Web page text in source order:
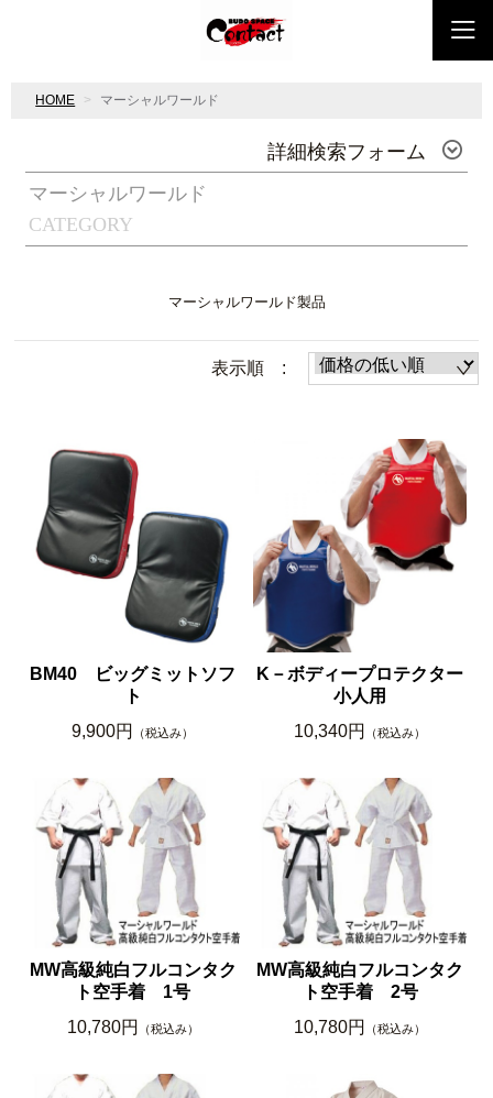
HOME マーシャルワールド
詳細検索フォーム
CATEGORY
マーシャルワールド
マーシャルワールド製品
表示順 :
BM40 ビッグミットソフ
ト
9,900円
（税込み）
K－ボディープロテクター
小人用
10,340円
（税込み）
MW高級純白フルコンタク
ト空手着 1号
10,780円
（税込み）
MW高級純白フルコンタク
ト空手着 2号
10,780円
（税込み）